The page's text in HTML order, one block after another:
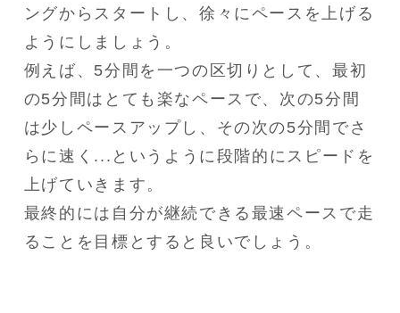
ングからスタートし、徐々にペースを上げる
ようにしましょう。
例えば、5分間を一つの区切りとして、最初
の5分間はとても楽なペースで、次の5分間
は少しペースアップし、その次の5分間でさ
らに速く...というように段階的にスピードを
上げていきます。
最終的には自分が継続できる最速ペースで走
ることを目標とすると良いでしょう。